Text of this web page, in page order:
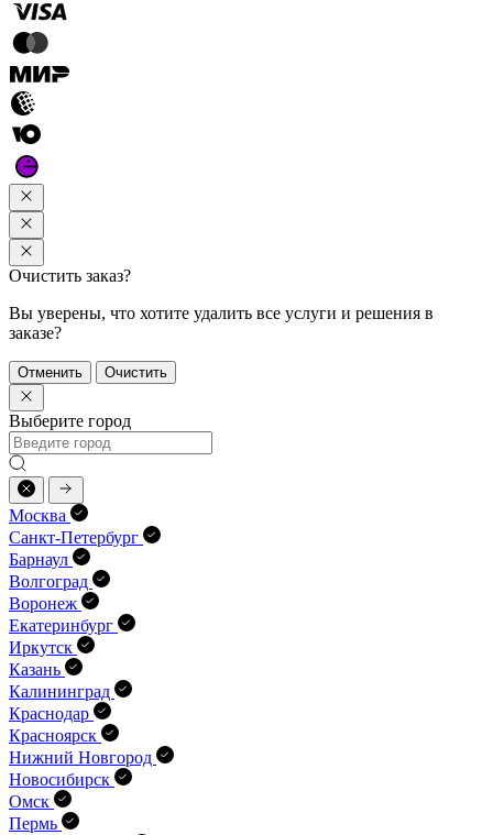
Очистить заказ?
Вы уверены, что хотите удалить все услуги и решения в
заказе?
Отменить Очистить
Выберите город
Москва
Санкт-Петербург
Барнаул
Волгоград
Воронеж
Екатеринбург
Иркутск
Казань
Калининград
Краснодар
Красноярск
Нижний Новгород
Новосибирск
Омск
Пермь